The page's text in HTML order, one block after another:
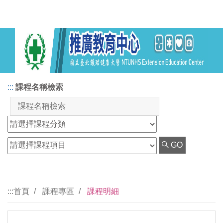
::: 課程名稱檢索
GO
:::首頁 課程專區 課程明細